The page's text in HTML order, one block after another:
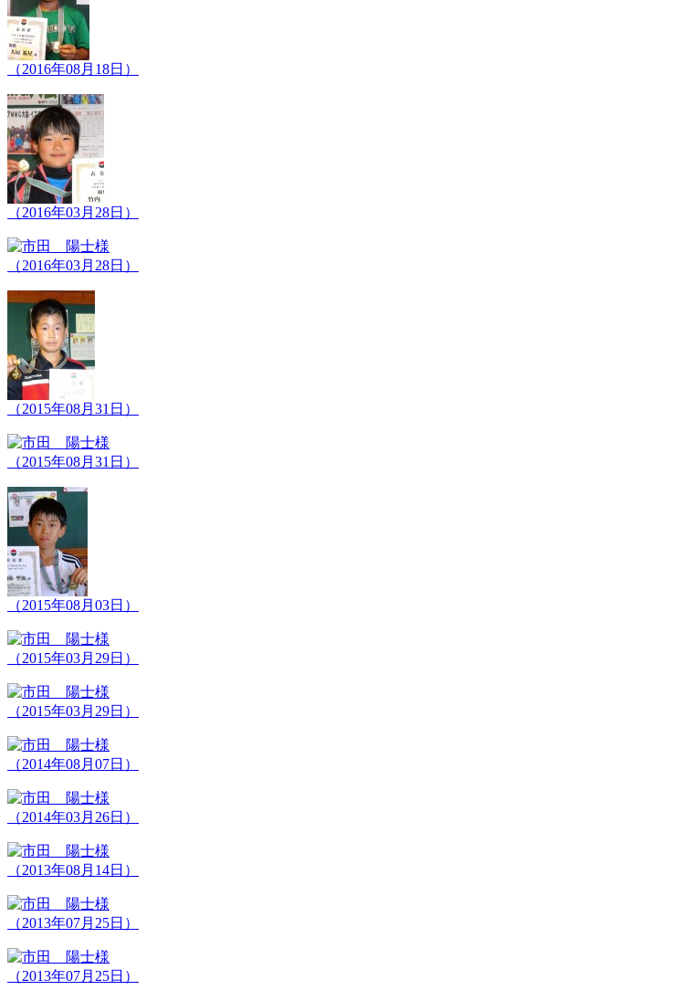
（2016年08月18日）
（2016年03月28日）
（2016年03月28日）
（2015年08月31日）
（2015年08月31日）
（2015年08月03日）
（2015年03月29日）
（2015年03月29日）
（2014年08月07日）
（2014年03月26日）
（2013年08月14日）
（2013年07月25日）
（2013年07月25日）